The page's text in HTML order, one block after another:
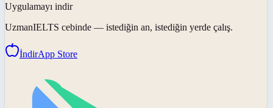
Uygulamayı indir
UzmanIELTS cebinde — istediğin an, istediğin yerde çalış.
İndirApp Store